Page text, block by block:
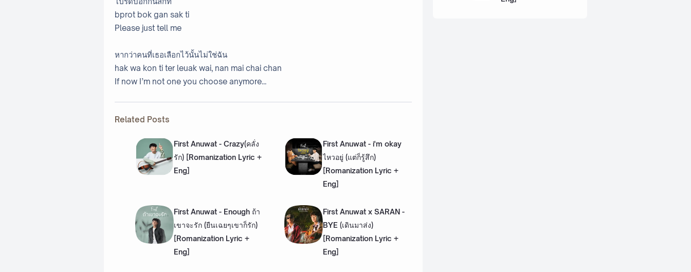
bprot bok gan sak ti
Please just tell me
หากว่าคนที่เธอเลือกไว้นั้นไม่ใช่ฉัน
hak wa kon ti ter leuak wai, nan mai chai chan
If now I’m not one you choose anymore...
Related Posts
First Anuwat - Crazy(คลั่ง
รัก) [Romanization Lyric +
Eng]
First Anuwat - i'm okay
ไหวอยู่ (แต่ก็รู้สึก)
[Romanization Lyric +
Eng]
First Anuwat - Enough ถ้า
เขาจะรัก (ยืนเฉยๆเขาก็รัก)
[Romanization Lyric +
Eng]
First Anuwat x SARAN -
BYE (เดินมาส่ง)
[Romanization Lyric +
Eng]